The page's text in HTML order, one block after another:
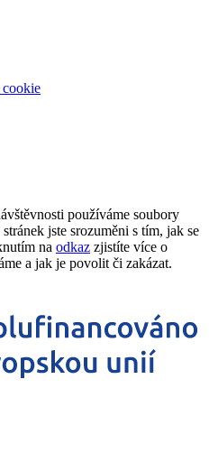
cookie
používáme soubory
jste srozuměni s tím, jak se
na odkaz zjistíte více o
a jak je povolit či zakázat.